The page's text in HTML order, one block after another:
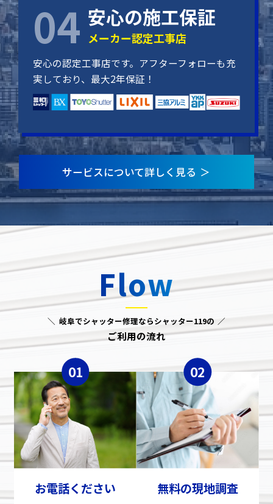
安心の施工保証
メーカー認定工事店
安心の認定工事店です。アフターフォローも充
実しており、最大2年保証！
サービスについて詳しく見る
Flow
岐阜でシャッター修理ならシャッター119の
ご利用の流れ
お電話ください 無料の現地調査